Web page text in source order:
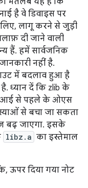
है वे डिवाइस पर
लागू करने से जुड़ी
दी जाने वाली
हैं. हमें सार्वजनिक
नहीं है.
में बदलाव हुआ है
ध्यान दें कि zlib के
से पहले के ओएस
से बचा जा सकता
बढ़ जाएगा. इसके
libz.a का इस्तेमाल
ऊपर दिया गया नोट